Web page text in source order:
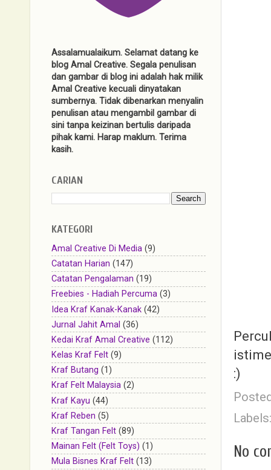
:)
No
Assalamualaikum. Selamat datang ke
blog Amal Creative. Segala penulisan
dan gambar di blog ini adalah hak milik
Amal Creative kecuali dinyatakan
sumbernya. Tidak dibenarkan menyalin
penulisan atau mengambil gambar di
sini tanpa keizinan bertulis daripada
pihak kami. Harap maklum. Terima
kasih.
CARIAN
KATEGORI
Amal Creative Di Media (9)
Catatan Harian (147)
Catatan Pengalaman (19)
Freebies - Hadiah Percuma (3)
Idea Kraf Kanak-Kanak (42)
Jurnal Jahit Amal (36)
Kedai Kraf Amal Creative (112)
Kelas Kraf Felt (9)
Kraf Butang (1)
Kraf Felt Malaysia (2)
Kraf Kayu (44)
Kraf Reben (5)
Kraf Tangan Felt (89)
Mainan Felt (Felt Toys) (1)
Mula Bisnes Kraf Felt (13)